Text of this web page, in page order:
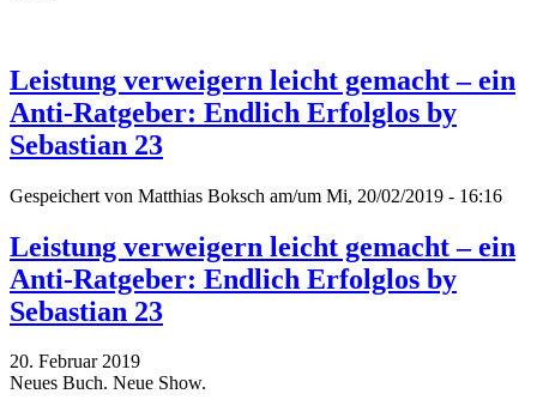
Leistung verweigern leicht gemacht – ein
Anti-Ratgeber: Endlich Erfolglos by
Sebastian 23
Gespeichert von Matthias Boksch am/um Mi, 20/02/2019 - 16:16
Leistung verweigern leicht gemacht – ein
Anti-Ratgeber: Endlich Erfolglos by
Sebastian 23
20. Februar 2019
Neues Buch. Neue Show.